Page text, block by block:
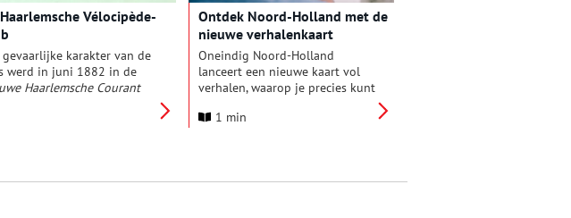
Vélocipède-
gevaarlijke karakter van de
werd in juni 1882 in de
Haarlemsche Courant
niets werd in december
Ontdek Noord-Holland met de
nieuwe verhalenkaart
Oneindig Noord-Holland
lanceert een nieuwe kaart vol
verhalen, waarop je precies kunt
heeft afgespeeld. Bij jou in de
eigen provincie!
1 min